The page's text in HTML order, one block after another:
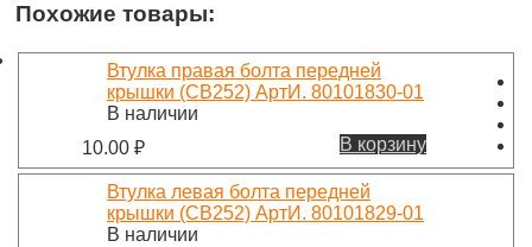
Похожие товары:
Втулка правая болта передней
крышки (CB252) АртИ. 80101830-01
В наличии
10.00 ₽ В корзину
Втулка левая болта передней
крышки (CB252) АртИ. 80101829-01
В наличии